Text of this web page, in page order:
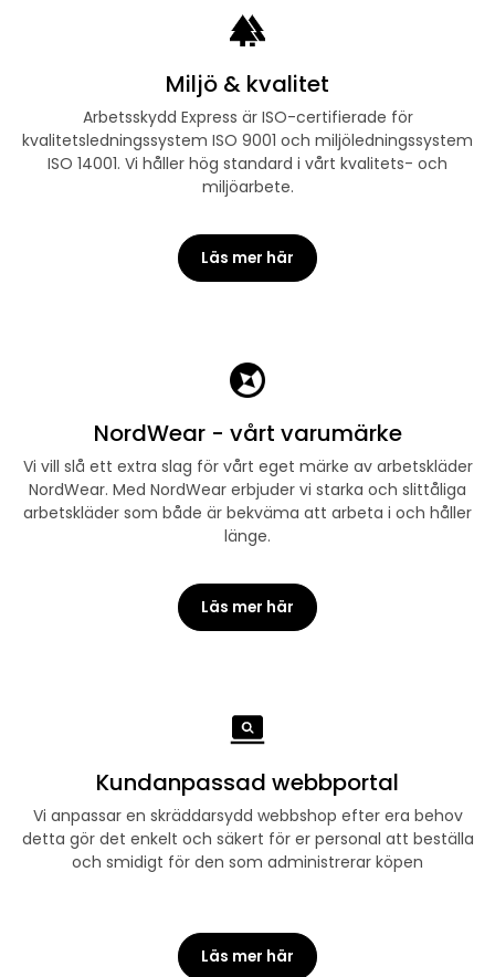
Miljö & kvalitet
Arbetsskydd Express är ISO-certifierade för
kvalitetsledningssystem ISO 9001 och miljöledningssystem
ISO 14001. Vi håller hög standard i vårt kvalitets- och
miljöarbete.
Läs mer här
NordWear - vårt varumärke
Vi vill slå ett extra slag för vårt eget märke av arbetskläder
NordWear. Med NordWear erbjuder vi starka och slittåliga
arbetskläder som både är bekväma att arbeta i och håller
länge.
Läs mer här
Kundanpassad webbportal
Vi anpassar en skräddarsydd webbshop efter era behov
detta gör det enkelt och säkert för er personal att beställa
och smidigt för den som administrerar köpen
Läs mer här